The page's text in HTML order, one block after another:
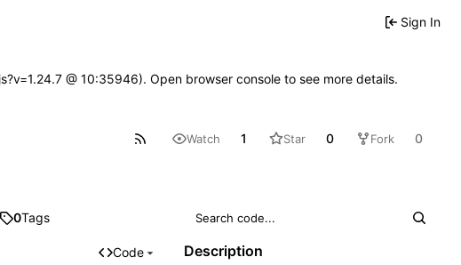
Sign In
@ 10:35946). Open browser console to see more details.
Watch 1 Star 0 Fork 0
0Tags
Code
Description